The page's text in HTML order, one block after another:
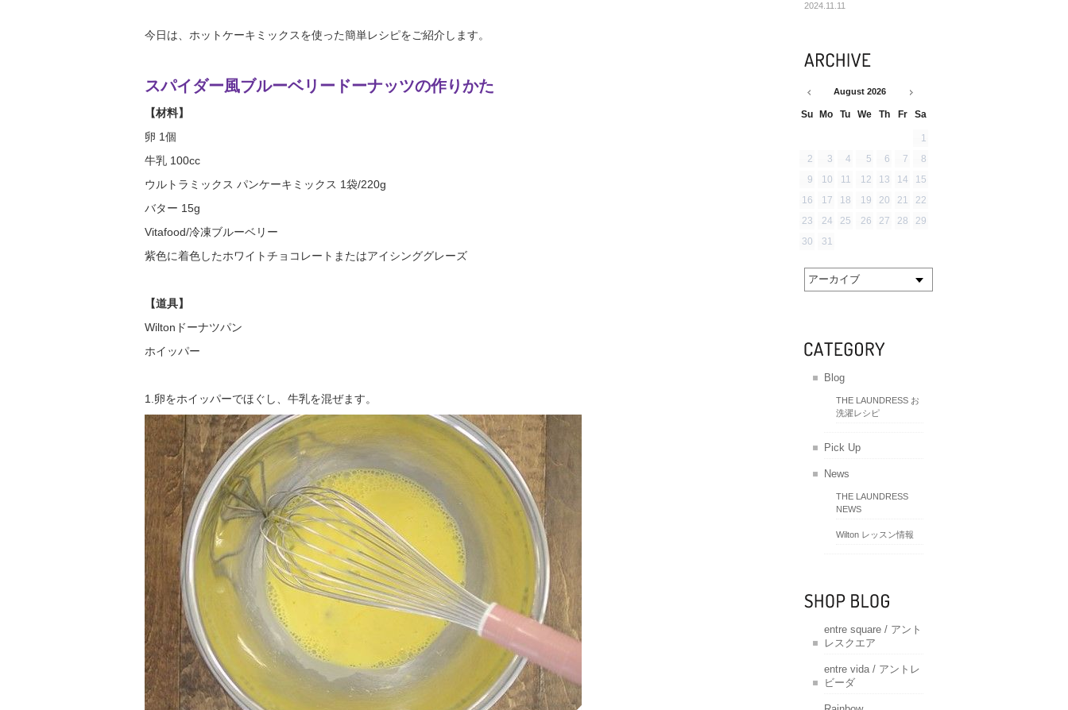
今日は、ホットケーキミックスを使った簡単レシピをご紹介します。
スパイダー風ブルーベリードーナッツの作りかた
【材料】
卵 1個
牛乳 100cc
ウルトラミックス パンケーキミックス 1袋/220g
バター 15g
Vitafood/冷凍ブルーベリー
紫色に着色したホワイトチョコレートまたはアイシンググレーズ
【道具】
Wiltonドーナツパン
ホイッパー
1.卵をホイッパーでほぐし、牛乳を混ぜます。
2024.11.11
August 2026
Su Mo Tu We Th Fr Sa
1
2
3 4 5 6 7
8
9
10 11 12 13 14
15
16
17 18 19 20 21
22
23
24 25 26 27 28
29
30
31
アーカイブ
Blog
THE LAUNDRESS お
洗濯レシピ
Pick Up
News
THE LAUNDRESS
NEWS
Wilton レッスン情報
entre square / アント
レスクエア
entre vida / アントレ
ビーダ